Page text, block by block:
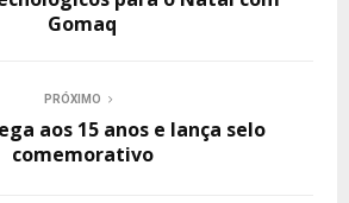
Gomaq
PRÓXIMO
aos 15 anos e lança selo
comemorativo